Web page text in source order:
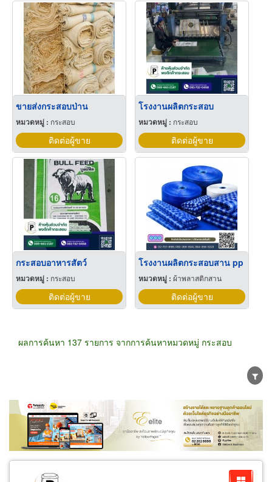
ขายส่งกระสอบป่าน
หมวดหมู่ : กระสอบ
ติดต่อผู้ขาย
โรงงานผลิตกระสอบ
หมวดหมู่ : กระสอบ
ติดต่อผู้ขาย
กระสอบอาหารสัตว์
หมวดหมู่ : กระสอบ
ติดต่อผู้ขาย
โรงงานผลิตกระสอบสาน pp
หมวดหมู่ :ผ้าพลาสติกสาน
ติดต่อผู้ขาย
ผลการค้นหา 137 รายการ จากการค้นหาหมวดหมู่ กระสอบ
ขายส่ง ขายปลีก ผู้ผลิต
ตัวแทนจัดจำหน่าย
ผู้ส่งออก/นำเข้า
ธุรกิจบริการ